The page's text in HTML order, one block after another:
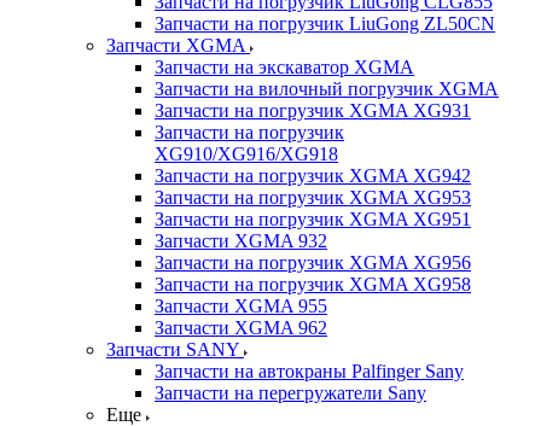
Запчасти на погрузчик LiuGong ZL50CN
Запчасти XGMA
Запчасти на экскаватор XGMA
Запчасти на вилочный погрузчик XGMA
Запчасти на погрузчик XGMA XG931
Запчасти на погрузчик
XG910/XG916/XG918
Запчасти на погрузчик XGMA XG942
Запчасти на погрузчик XGMA XG953
Запчасти на погрузчик XGMA XG951
Запчасти XGMA 932
Запчасти на погрузчик XGMA XG956
Запчасти на погрузчик XGMA XG958
Запчасти XGMA 955
Запчасти XGMA 962
Запчасти SANY
Запчасти на автокраны Palfinger Sany
Запчасти на перегружатели Sany
Еще